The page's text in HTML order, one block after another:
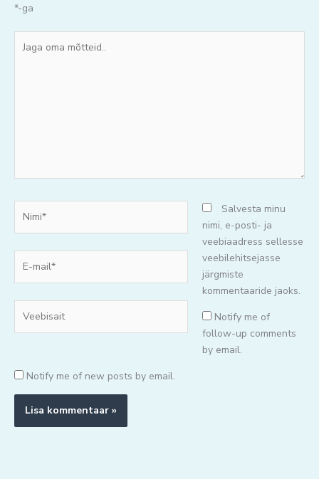
*-ga
oma
mail*
Salvesta minu
nimi, e-posti- ja
veebiaadress sellesse
veebilehitsejasse
järgmiste
kommentaaride jaoks.
Notify me of
follow-up comments
by email.
Notify me of new posts by email.